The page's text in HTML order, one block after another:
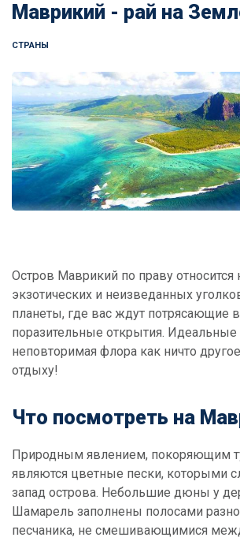
Маврикий - рай на
СТРАНЫ
Остров Маврикий по праву относится
экзотических и неизведанных
планеты, где вас ждут потрясающие
поразительные открытия.
неповторимая флора как ничто
отдыху!
Что посмотреть на
Природным явлением, покоряющим
являются цветные пески, которыми
запад острова. Небольшие дюны у
Шамарель заполнены полосами
песчаника, не смешивающимися